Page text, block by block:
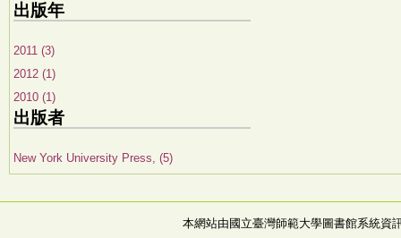
出版年
2011 (3)
2012 (1)
2010 (1)
出版者
New York University Press, (5)
本網站由國立臺灣師範大學圖書館系統資